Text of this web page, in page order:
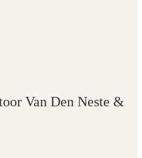
Van Den Neste &